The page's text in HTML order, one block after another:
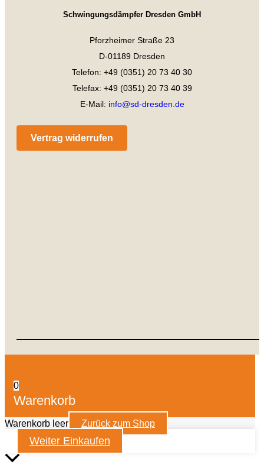
Schwingungsdämpfer Dresden GmbH
Pforzheimer Straße 23
D-01189 Dresden
Telefon: +49 (0351) 20 73 40 30
Telefax: +49 (0351) 20 73 40 39
E-Mail: info@sd-dresden.de
Vertrag widerrufen
0
Warenkorb
Warenkorb leer Zurück zum Shop
Weiter Einkaufen